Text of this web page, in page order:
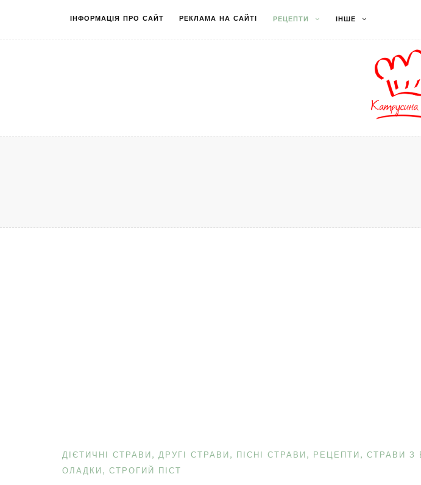
ІНФОРМАЦІЯ ПРО САЙТ РЕКЛАМА НА САЙТІ РЕЦЕПТИ ІНШЕ
ДІЄТИЧНІ СТРАВИ ДРУГІ СТРАВИ ПІСНІ СТРАВИ РЕЦЕПТИ
СТРАВИ З
ОЛАДКИ
СТРОГИЙ ПІСТ